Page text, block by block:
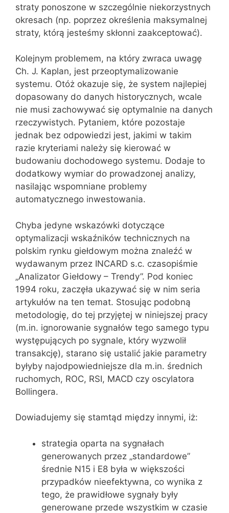
straty ponoszone w szczególnie niekorzystnych
okresach (np. poprzez określenia maksymalnej
straty, którą jesteśmy skłonni zaakceptować).
Kolejnym problemem, na który zwraca uwagę
Ch. J. Kaplan, jest przeoptymalizowanie
systemu. Otóż okazuje się, że system najlepiej
dopasowany do danych historycznych, wcale
nie musi zachowywać się optymalnie na danych
rzeczywistych. Pytaniem, które pozostaje
jednak bez odpowiedzi jest, jakimi w takim
razie kryteriami należy się kierować w
budowaniu dochodowego systemu. Dodaje to
dodatkowy wymiar do prowadzonej analizy,
nasilając wspomniane problemy
automatycznego inwestowania.
Chyba jedyne wskazówki dotyczące
optymalizacji wskaźników technicznych na
polskim rynku giełdowym można znaleźć w
wydawanym przez INCARD s.c. czasopiśmie
„Analizator Giełdowy – Trendy”. Pod koniec
1994 roku, zaczęła ukazywać się w nim seria
artykułów na ten temat. Stosując podobną
metodologię, do tej przyjętej w niniejszej pracy
(m.in. ignorowanie sygnałów tego samego typu
występujących po sygnale, który wyzwolił
transakcję), starano się ustalić jakie parametry
byłyby najodpowiedniejsze dla m.in. średnich
ruchomych, ROC, RSI, MACD czy oscylatora
Bollingera.
Dowiadujemy się stamtąd między innymi, iż:
strategia oparta na sygnałach
generowanych przez „standardowe”
średnie N15 i E8 była w większości
przypadków nieefektywna, co wynika z
tego, że prawidłowe sygnały były
generowane przede wszystkim w czasie